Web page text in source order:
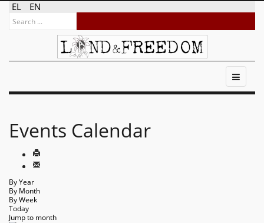
EL EN
Events Calendar
By Year
By Month
By Week
Today
Jump to month